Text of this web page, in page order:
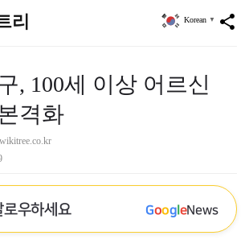
리 share
Korean ▼
, 100세 이상 어르신
격화
로우하세요 GoogleNews